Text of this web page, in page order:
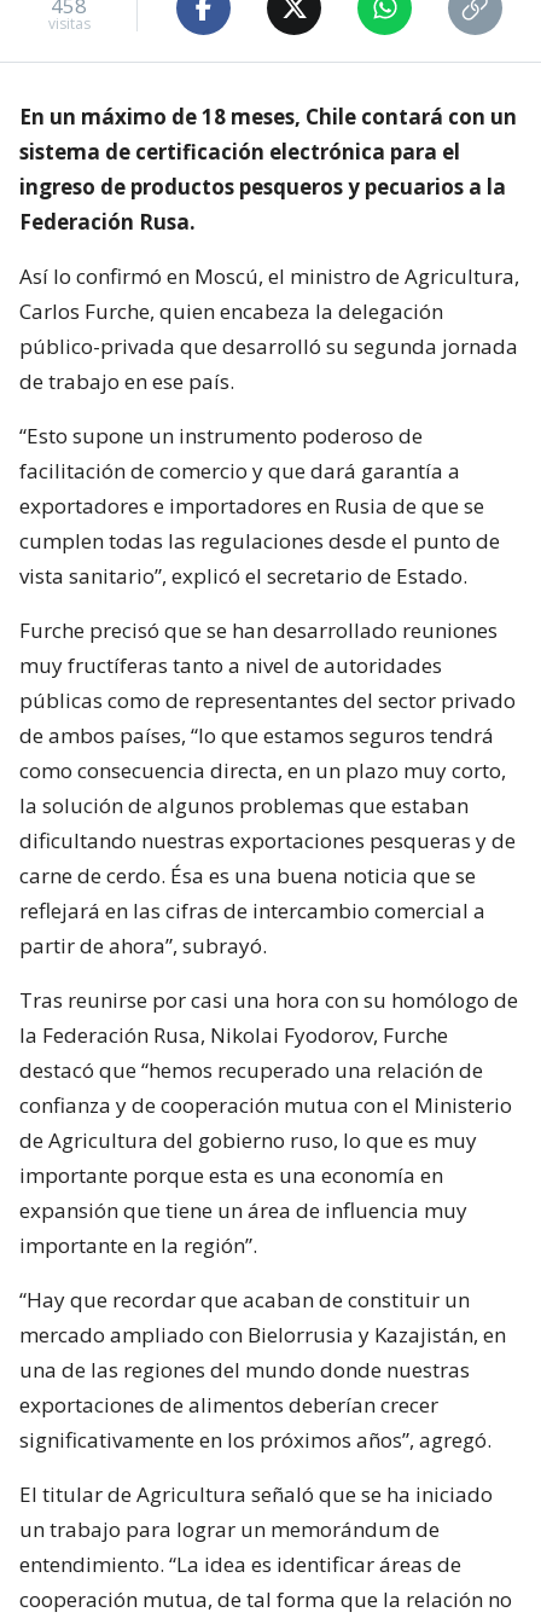
458
visitas
En un máximo de 18 meses, Chile contará con un
sistema de certificación electrónica para el
ingreso de productos pesqueros y pecuarios a la
Federación Rusa.
Así lo confirmó en Moscú, el ministro de Agricultura,
Carlos Furche, quien encabeza la delegación
público-privada que desarrolló su segunda jornada
de trabajo en ese país.
“Esto supone un instrumento poderoso de
facilitación de comercio y que dará garantía a
exportadores e importadores en Rusia de que se
cumplen todas las regulaciones desde el punto de
vista sanitario”, explicó el secretario de Estado.
Furche precisó que se han desarrollado reuniones
muy fructíferas tanto a nivel de autoridades
públicas como de representantes del sector privado
de ambos países, “lo que estamos seguros tendrá
como consecuencia directa, en un plazo muy corto,
la solución de algunos problemas que estaban
dificultando nuestras exportaciones pesqueras y de
carne de cerdo. Ésa es una buena noticia que se
reflejará en las cifras de intercambio comercial a
partir de ahora”, subrayó.
Tras reunirse por casi una hora con su homólogo de
la Federación Rusa, Nikolai Fyodorov, Furche
destacó que “hemos recuperado una relación de
confianza y de cooperación mutua con el Ministerio
de Agricultura del gobierno ruso, lo que es muy
importante porque esta es una economía en
expansión que tiene un área de influencia muy
importante en la región”.
“Hay que recordar que acaban de constituir un
mercado ampliado con Bielorrusia y Kazajistán, en
una de las regiones del mundo donde nuestras
exportaciones de alimentos deberían crecer
significativamente en los próximos años”, agregó.
El titular de Agricultura señaló que se ha iniciado
un trabajo para lograr un memorándum de
entendimiento. “La idea es identificar áreas de
cooperación mutua, de tal forma que la relación no